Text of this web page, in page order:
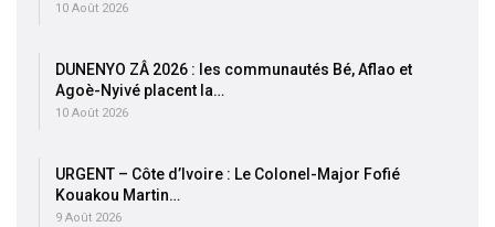
10 Août 2026
DUNENYO ZÂ 2026 : les communautés Bé, Aflao et
Agoè-Nyivé placent la…
10 Août 2026
URGENT – Côte d’Ivoire : Le Colonel-Major Fofié
Kouakou Martin…
9 Août 2026